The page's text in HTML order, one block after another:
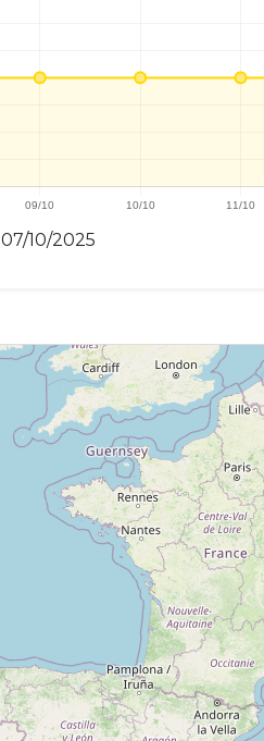
07/10/2025